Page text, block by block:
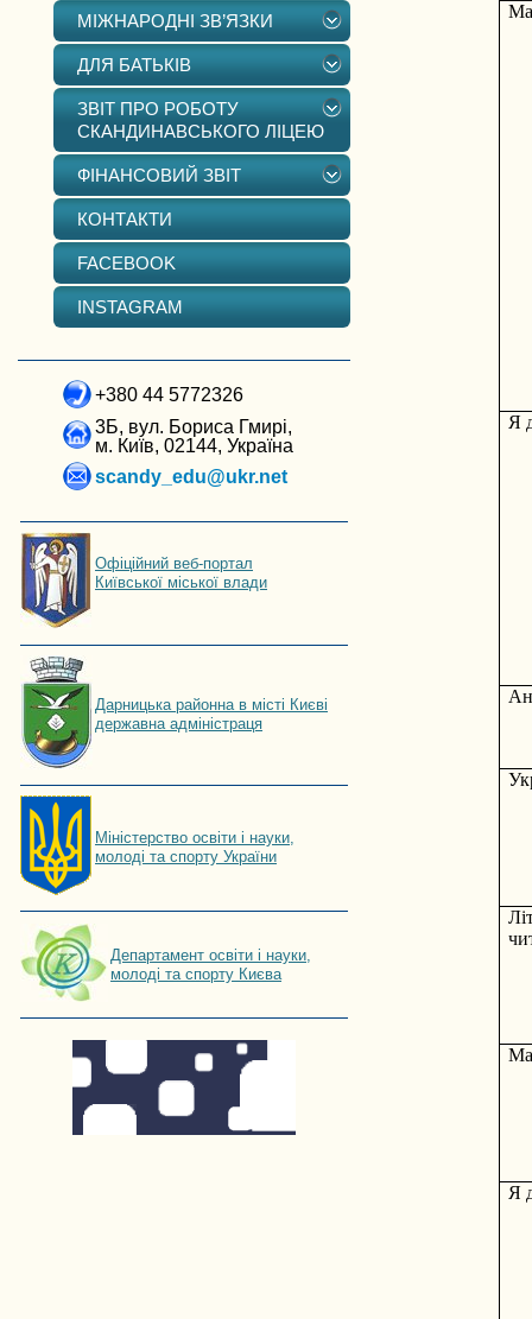
МІЖНАРОДНІ ЗВ’ЯЗКИ
ДЛЯ БАТЬКІВ
ЗВІТ ПРО РОБОТУ
СКАНДИНАВСЬКОГО ЛІЦЕЮ
ФІНАНСОВИЙ ЗВІТ
КОНТАКТИ
FACEBOOK
INSTAGRAM
+380 44 5772326
3Б, вул. Бориса Гмирі,
м. Київ, 02144, Україна
scandy_edu@ukr.net
Офіційний веб-портал
Київської міської влади
Дарницька районна в місті Києві
державна адміністраця
Мiнiстерство освiти і науки,
молоді та спорту України
Департамент освіти і науки,
молоді та спорту Києва
Я
Я